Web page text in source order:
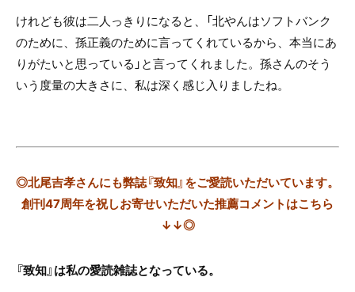
けれども彼は二人っきりになると、「北やんはソフトバンク
のために、孫正義のために言ってくれているから、本当にあ
りがたいと思っている」と言ってくれました。孫さんのそう
いう度量の大きさに、私は深く感じ入りましたね。
◎北尾吉孝さんにも弊誌『致知』をご愛読いただいています。
創刊47周年を祝しお寄せいただいた推薦コメントはこちら
↓↓◎
『致知』は私の愛読雑誌となっている。